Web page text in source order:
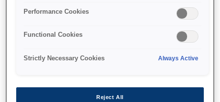
Performance Cookies
Functional Cookies
Strictly Necessary Cookies Always Active
Reject All